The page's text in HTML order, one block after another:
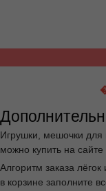
Игрушки, мешочки для
можно купить на
Алгоритм заказа
в корзине заполните